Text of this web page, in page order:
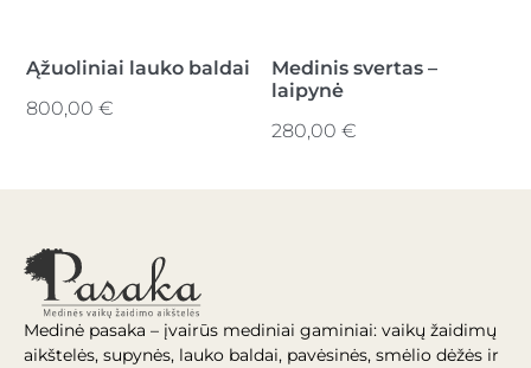
Ąžuoliniai lauko baldai
800,00€
Medinis svertas –
laipynė
280,00 €
Medinė pasaka – įvairūs mediniai gaminiai: vaikų žaidimų
aikštelės, supynės, lauko baldai, pavėsinės, smėlio dėžės ir